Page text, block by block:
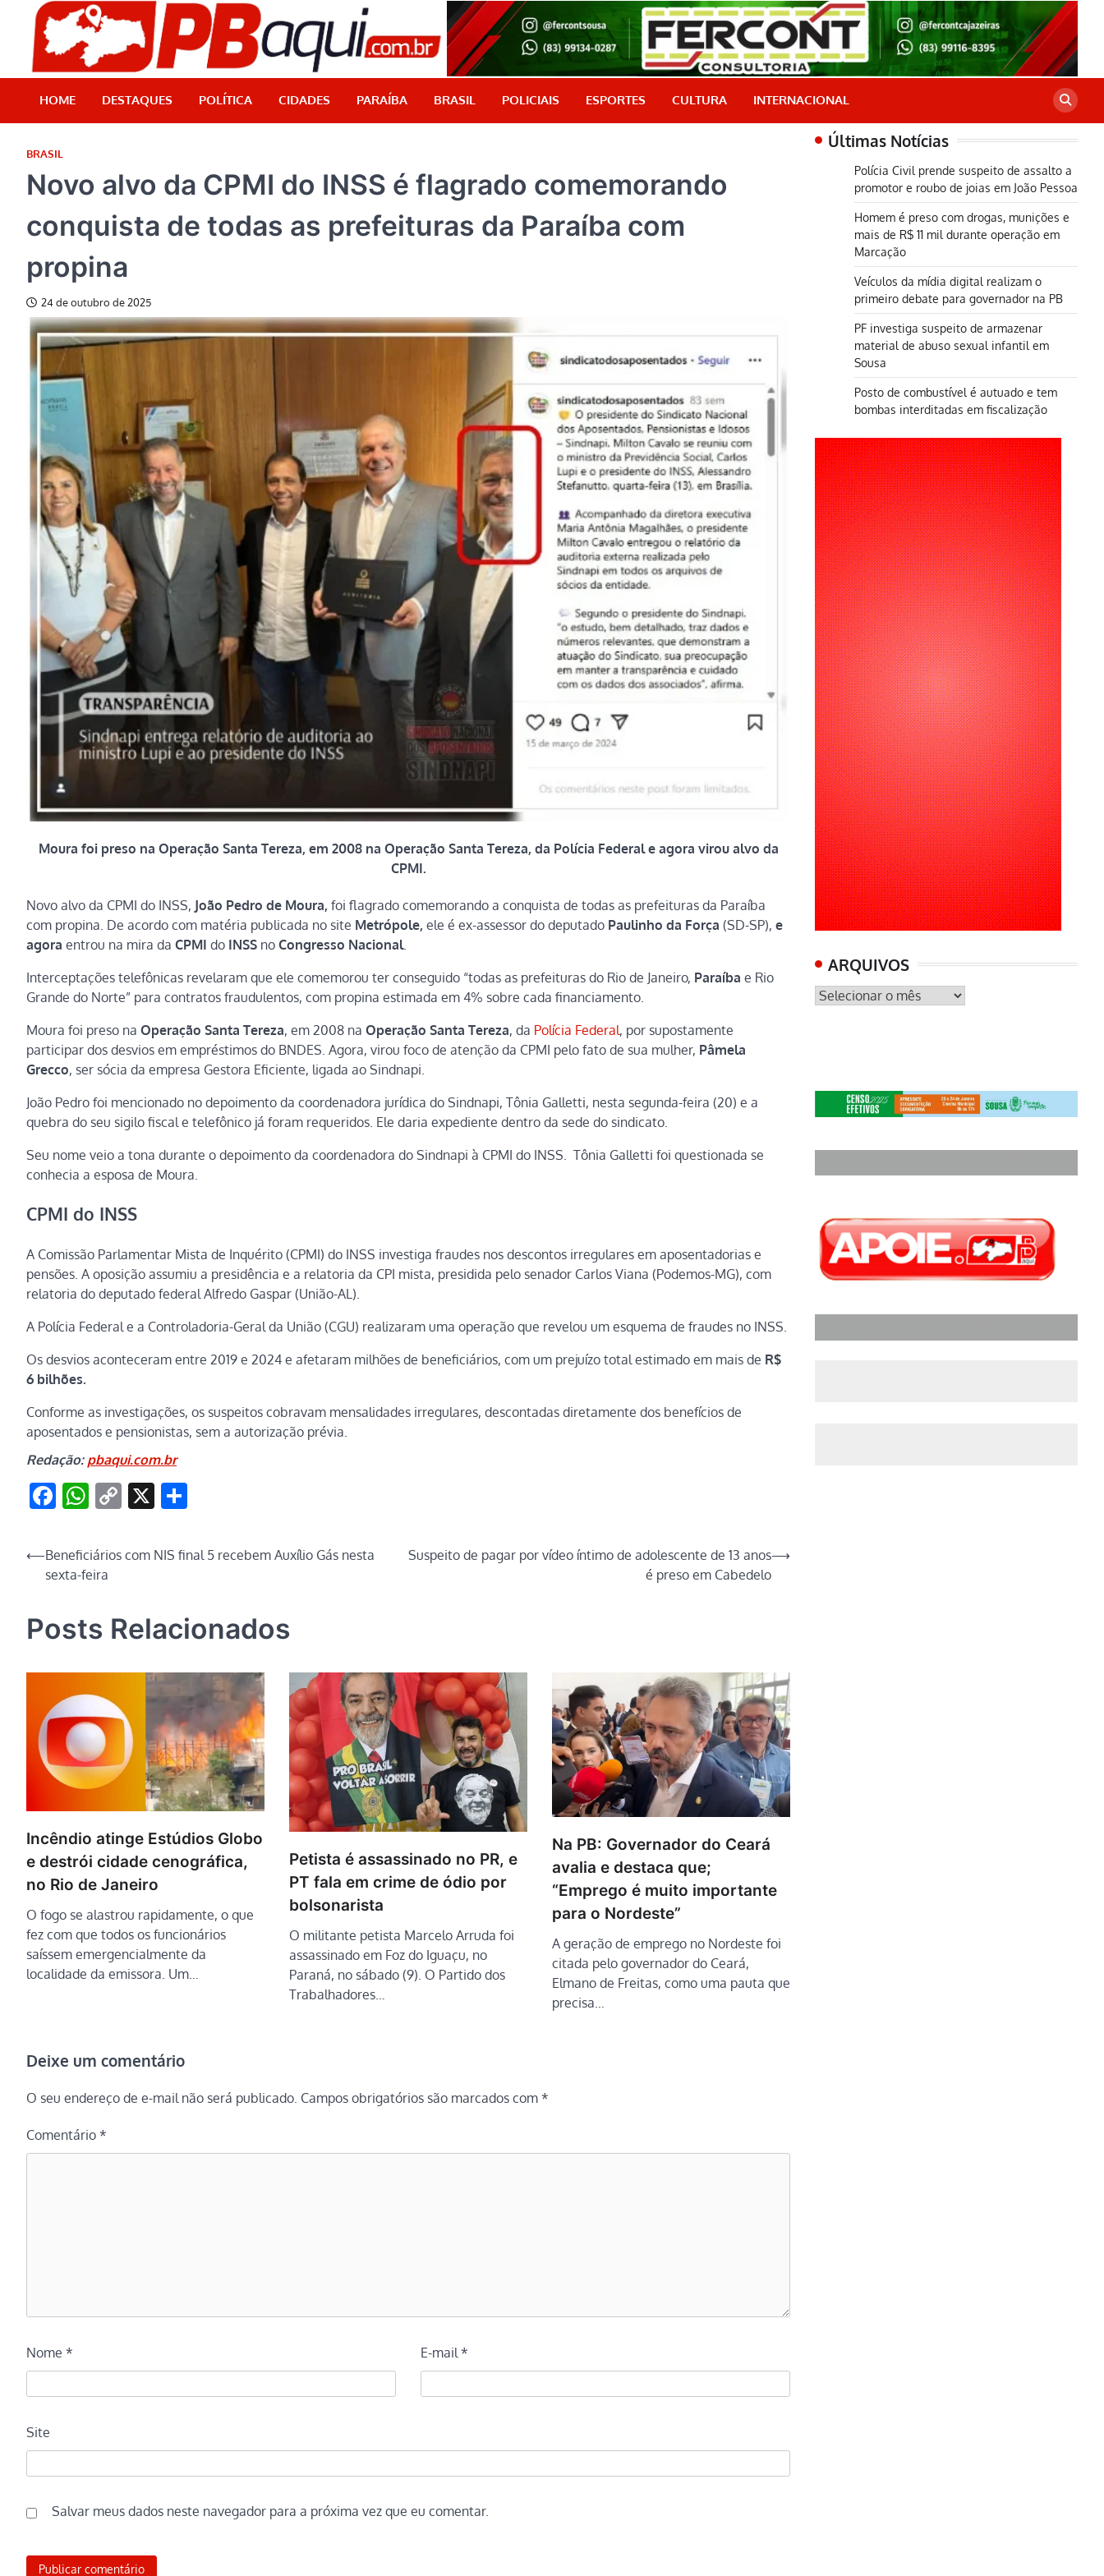
content
PB Aqui
Jornalismo com credibilidade, é aqui!
HOME DESTAQUES POLÍTICA CIDADES PARAÍBA BRASIL POLICIAIS ESPORTES CULTURA INTERNACIONAL
BRASIL
Novo alvo da CPMI do INSS é flagrado comemorando
conquista de todas as prefeituras da Paraíba com
propina
24 de outubro de 2025
Moura foi preso na Operação Santa Tereza, em 2008 na Operação Santa Tereza, da Polícia Federal e agora virou alvo da
CPMI.
Novo alvo da CPMI do INSS, João Pedro de Moura, foi flagrado comemorando a conquista de todas as prefeituras da Paraíba
com propina. De acordo com matéria publicada no site Metrópole, ele é ex-assessor do deputado Paulinho da Força (SD-SP), e
agora entrou na mira da CPMI do INSS no Congresso Nacional.
Interceptações telefônicas revelaram que ele comemorou ter conseguido “todas as prefeituras do Rio de Janeiro, Paraíba e Rio
Grande do Norte” para contratos fraudulentos, com propina estimada em 4% sobre cada financiamento.
Moura foi preso na Operação Santa Tereza, em 2008 na Operação Santa Tereza, da Polícia Federal, por supostamente
participar dos desvios em empréstimos do BNDES. Agora, virou foco de atenção da CPMI pelo fato de sua mulher, Pâmela
Grecco, ser sócia da empresa Gestora Eficiente, ligada ao Sindnapi.
João Pedro foi mencionado no depoimento da coordenadora jurídica do Sindnapi, Tônia Galletti, nesta segunda-feira (20) e a
quebra do seu sigilo fiscal e telefônico já foram requeridos. Ele daria expediente dentro da sede do sindicato.
Seu nome veio a tona durante o depoimento da coordenadora do Sindnapi à CPMI do INSS. Tônia Galletti foi questionada se
conhecia a esposa de Moura.
CPMI do INSS
A Comissão Parlamentar Mista de Inquérito (CPMI) do INSS investiga fraudes nos descontos irregulares em aposentadorias e
pensões. A oposição assumiu a presidência e a relatoria da CPI mista, presidida pelo senador Carlos Viana (Podemos-MG), com
relatoria do deputado federal Alfredo Gaspar (União-AL).
A Polícia Federal e a Controladoria-Geral da União (CGU) realizaram uma operação que revelou um esquema de fraudes no INSS.
Os desvios aconteceram entre 2019 e 2024 e afetaram milhões de beneficiários, com um prejuízo total estimado em mais de R$
6 bilhões.
Conforme as investigações, os suspeitos cobravam mensalidades irregulares, descontadas diretamente dos benefícios de
aposentados e pensionistas, sem a autorização prévia.
Redação: pbaqui.com.br
Facebook
WhatsApp
Copy
X
Navegação
de
⟵Beneficiários com NIS final 5 recebem Auxílio Gás nesta
sexta-feira
Suspeito de pagar por vídeo íntimo de adolescente de 13 anos
é preso em Cabedelo
⟶
Posts Relacionados
Incêndio atinge Estúdios Globo
e destrói cidade cenográfica,
no Rio de Janeiro
O fogo se alastrou rapidamente, o que
fez com que todos os funcionários
saíssem emergencialmente da
localidade da emissora. Um…
Petista é assassinado no PR, e
PT fala em crime de ódio por
bolsonarista
O militante petista Marcelo Arruda foi
assassinado em Foz do Iguaçu, no
Paraná, no sábado (9). O Partido dos
Trabalhadores…
Na PB: Governador do Ceará
avalia e destaca que;
“Emprego é muito importante
para o Nordeste”
A geração de emprego no Nordeste foi
citada pelo governador do Ceará,
Elmano de Freitas, como uma pauta que
precisa…
Deixe um comentário
O seu endereço de e-mail não será publicado. Campos obrigatórios são marcados com *
Comentário *
Nome * E-mail *
Site
Salvar meus dados neste navegador para a próxima vez que eu comentar.
Últimas Notícias
Polícia Civil prende suspeito de assalto a
promotor e roubo de joias em João Pessoa
Homem é preso com drogas, munições e
mais de R$ 11 mil durante operação em
Marcação
Veículos da mídia digital realizam o
primeiro debate para governador na PB
PF investiga suspeito de armazenar
material de abuso sexual infantil em
Sousa
Posto de combustível é autuado e tem
bombas interditadas em fiscalização
ARQUIVOS
ARQUIVOS